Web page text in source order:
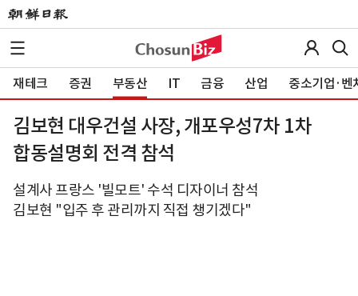
재테크 증권 부동산 IT 금융 산업 중소기업·벤
김보현 대우건설 사장, 개포우성7차 1차
합동설명회 전격 참석
설계사 프랑스 '빌모트' 수석 디자이너 참석
김보현 "입주 후 관리까지 직접 챙기겠다"